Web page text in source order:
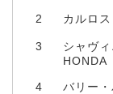
2 カルロ
3
シャヴ
HONDA
4 バリー